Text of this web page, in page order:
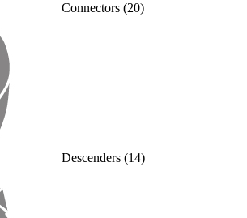
Connectors (20)
Descenders (14)